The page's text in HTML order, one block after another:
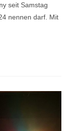
seit Samstag
nennen darf. Mit